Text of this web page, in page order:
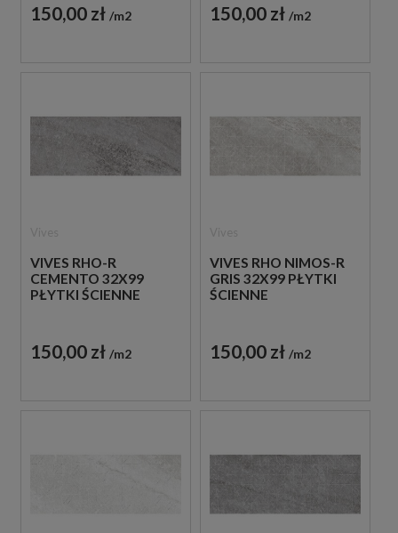
150,00 zł m2 150,00 zł m2
VIVES RHO-R
CEMENTO 32X99
PŁYTKI ŚCIENNE
150,00 zł m2
VIVES RHO NIMOS-R
GRIS 32X99 PŁYTKI
ŚCIENNE
150,00 zł m2